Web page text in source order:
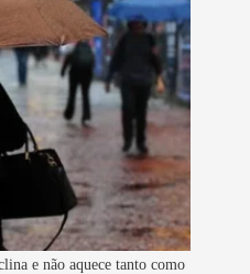
e não aquece tanto como